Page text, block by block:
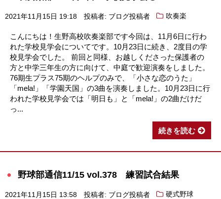
2021年11月15日 19:18 投稿者: ブログ投稿者 吹奏楽
こんにちは！生野高校吹奏楽部です今回は、11月6日に行わ
れた学校見学会についてです。10月23日に続き、2度目の学
校見学会でした。 前回と同様、お越しくださった保護者の
方と中学三年生の方に向けて、中庭で歓迎演奏をしました。
76期生プラス75期のヘルプのみで、「小さな恋のうた」
「mela!」「学園天国」の3曲を演奏しました。10月23日に行
われた学校見学会では「明日も」と「mela!」の2曲だけだ
っ...
続きを読む
野球部通信11/15 vol.378 練習試合結果
2021年11月15日 13:58 投稿者: ブログ投稿者 硬式野球